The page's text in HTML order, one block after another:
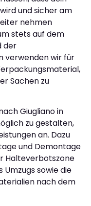
und sicher am
nehmen
stets auf dem
der
verwenden wir für
Sachen zu
Giugliano in
zu gestalten,
an. Dazu
und Demontage
Halteverbotszone
sowie die
nach dem